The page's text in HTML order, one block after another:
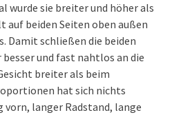
wurde sie breiter und höher als
auf beiden Seiten oben außen
Damit schließen die beiden
und fast nahtlos an die
breiter als beim
hat sich nichts
vorn, langer Radstand, lange